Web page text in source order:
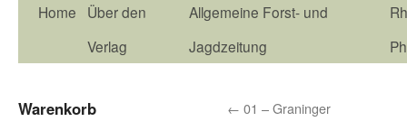
Home
Über den
Verlag
Allgemeine Forst- und
Jagdzeitung
← 01 – Graninger
Warenkorb